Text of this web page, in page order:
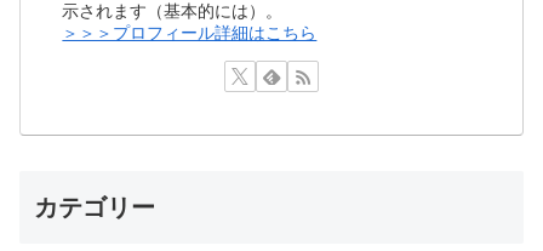
示されます（基本的には）。
＞＞＞プロフィール詳細はこちら
カテゴリー